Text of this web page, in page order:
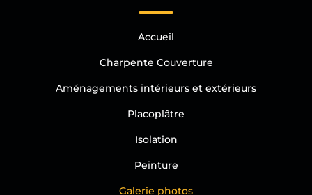
Accueil
Charpente Couverture
Aménagements intérieurs et extérieurs
Placoplâtre
Isolation
Peinture
Galerie photos